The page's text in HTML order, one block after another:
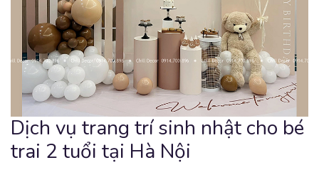
Dịch vụ trang trí sinh nhật cho bé
trai 2 tuổi tại Hà Nội